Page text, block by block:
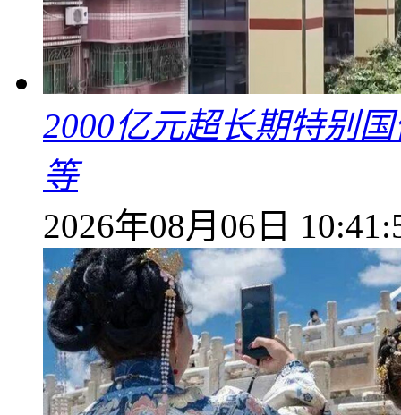
2000亿元超长期特别
等
2026年08月06日